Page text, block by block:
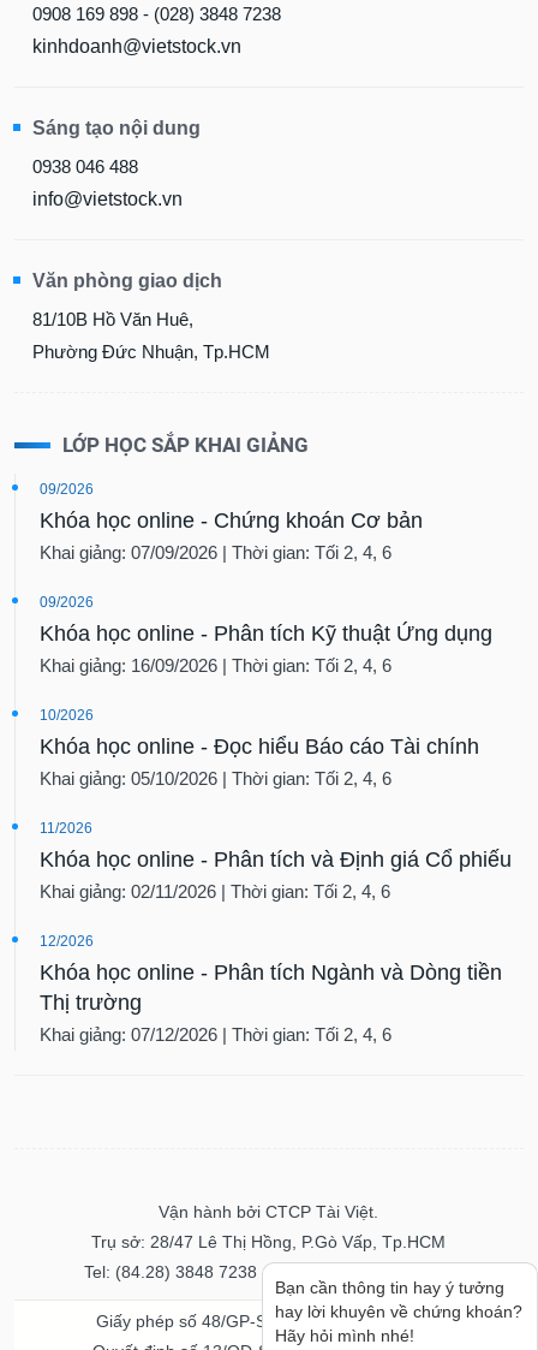
0908 169 898 - (028) 3848 7238
kinhdoanh@vietstock.vn
Sáng tạo nội dung
0938 046 488
info@vietstock.vn
Văn phòng giao dịch
81/10B Hồ Văn Huê,
Phường Đức Nhuận, Tp.HCM
LỚP HỌC SẮP KHAI GIẢNG
09/2026
Khóa học online - Chứng khoán Cơ bản
Khai giảng: 07/09/2026 | Thời gian: Tối 2, 4, 6
09/2026
Khóa học online - Phân tích Kỹ thuật Ứng dụng
Khai giảng: 16/09/2026 | Thời gian: Tối 2, 4, 6
10/2026
Khóa học online - Đọc hiểu Báo cáo Tài chính
Khai giảng: 05/10/2026 | Thời gian: Tối 2, 4, 6
11/2026
Khóa học online - Phân tích và Định giá Cổ phiếu
Khai giảng: 02/11/2026 | Thời gian: Tối 2, 4, 6
12/2026
Khóa học online - Phân tích Ngành và Dòng tiền
Thị trường
Khai giảng: 07/12/2026 | Thời gian: Tối 2, 4, 6
Vận hành bởi CTCP Tài Việt.
Trụ sở: 28/47 Lê Thị Hồng, P.Gò Vấp, Tp.HCM
Tel: (84.28) 3848 7238 - Fax: (84.28) 3848 7237
Giấy phép số 48/GP-STTTT ngày 04/11/2016
Bạn cần thông tin hay ý tưởng
hay lời khuyên về chứng khoán?
Hãy hỏi mình nhé!